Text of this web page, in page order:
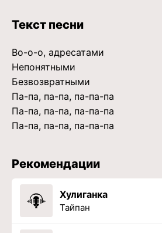
Текст песни
Во-о-о, адресатами
Непонятными
Безвозвратными
Па-па, па-па, па-па-па
Па-па, па-па, па-па-па
Па-па, па-па, па-па-па
Рекомендации
Хулиганка
Тайпан